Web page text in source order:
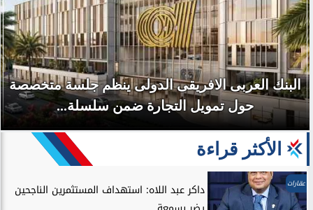
البنك العربى الافريقى الدولى ينظم جلسة متخصصة
حول تمويل التجارة ضمن سلسلة...
الأكثر قراءة
عقارات
داكر عبد اللاه: استهداف المستثمرين الناجحين